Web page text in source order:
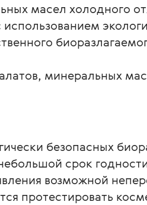
масел холодного
минеральных
безопасных
срок
возможной
протестировать